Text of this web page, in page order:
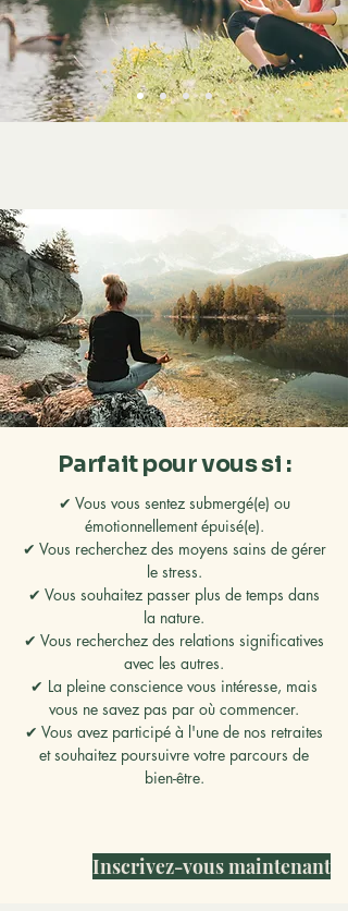
Parfait pour vous si :
✔ Vous vous sentez submergé(e) ou
émotionnellement épuisé(e).
✔ Vous recherchez des moyens sains de gérer
le stress.
✔ Vous souhaitez passer plus de temps dans
la nature.
✔ Vous recherchez des relations significatives
avec les autres.
✔ La pleine conscience vous intéresse, mais
vous ne savez pas par où commencer.
✔ Vous avez participé à l'une de nos retraites
et souhaitez poursuivre votre parcours de
bien-être.
Inscrivez-vous maintenant